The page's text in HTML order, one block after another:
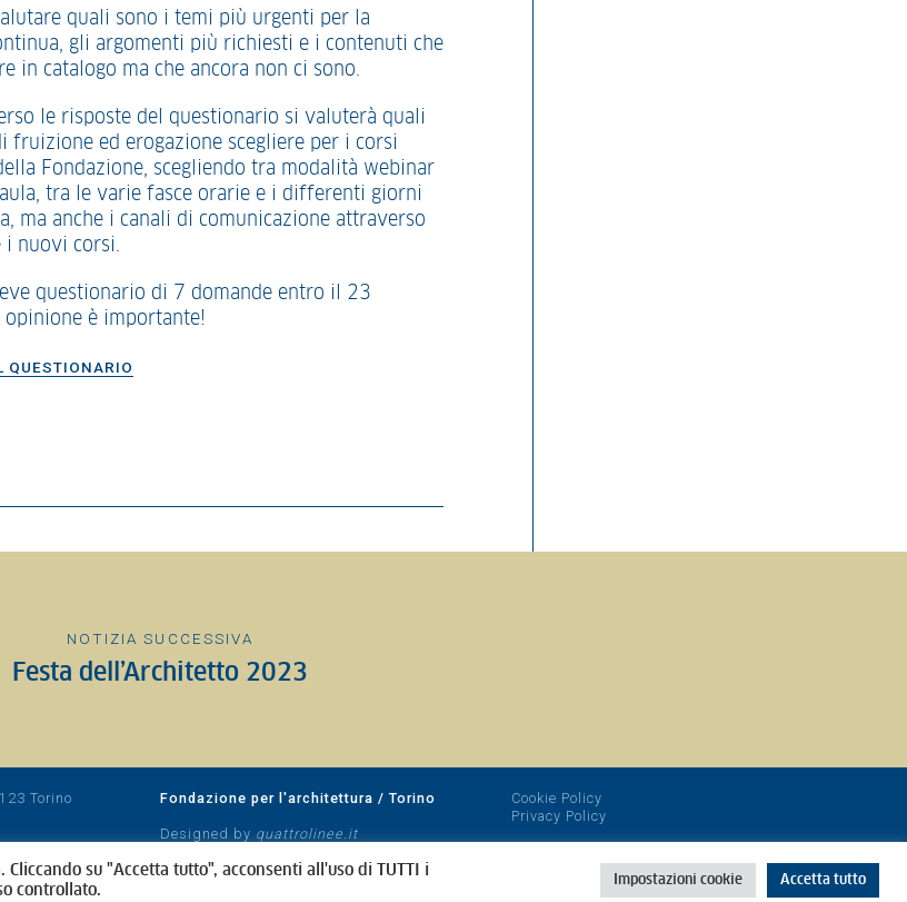
quali sono i temi più urgenti per la
gli argomenti più richiesti e i contenuti che
in catalogo ma che ancora non ci sono.
le risposte del questionario si valuterà quali
fruizione ed erogazione scegliere per i corsi
Fondazione, scegliendo tra modalità webinar
tra le varie fasce orarie e i differenti giorni
ma anche i canali di comunicazione attraverso
i nuovi corsi.
questionario di 7 domande entro il 23
è importante!
QUESTIONARIO
NOTIZIA SUCCESSIVA
Festa dell’Architetto 2023
Torino
Fondazione per l'architettura / Torino
Designed by quattrolinee.it
Cookie Policy
Privacy Policy
su "Accetta tutto", acconsenti all'uso di TUTTI i
controllato.
Impostazioni cookie Accetta tutto